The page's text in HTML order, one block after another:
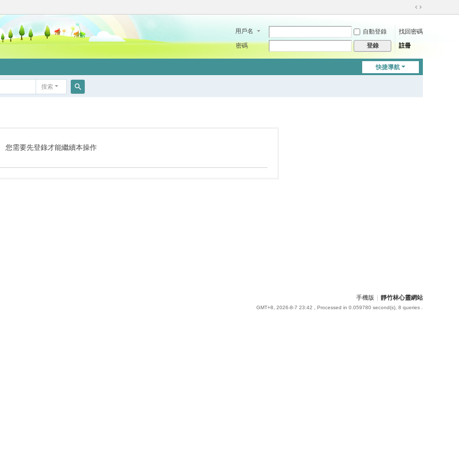
切
到
用戶名 自動登錄
找回密碼
密碼
登錄 註冊
快捷導航
搜索
您需要先登錄才能繼續本操作
手機版 靜竹林心靈網站
GMT+8, 2026-8-7 23:42 , Processed in 0.059780 second(s), 8 queries .